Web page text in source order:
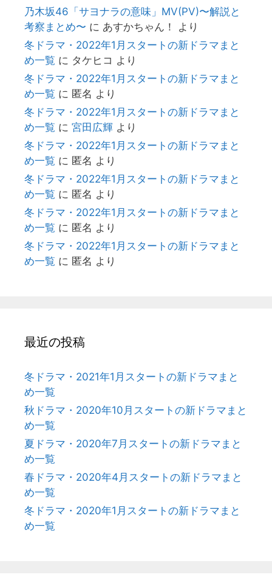
乃木坂46「サヨナラの意味」MV(PV)〜解説と
考察まとめ〜 に あすかちゃん！
より
冬ドラマ・2022年1月スタートの新ドラマまと
め一覧 に タケヒコ より
冬ドラマ・2022年1月スタートの新ドラマまと
め一覧 に 匿名 より
冬ドラマ・2022年1月スタートの新ドラマまと
め一覧 に 宮田広輝 より
冬ドラマ・2022年1月スタートの新ドラマまと
め一覧 に 匿名 より
冬ドラマ・2022年1月スタートの新ドラマまと
め一覧 に 匿名 より
冬ドラマ・2022年1月スタートの新ドラマまと
め一覧 に 匿名 より
冬ドラマ・2022年1月スタートの新ドラマまと
め一覧 に 匿名 より
最近の投稿
冬ドラマ・2021年1月スタートの新ドラマまと
め一覧
秋ドラマ・2020年10月スタートの新ドラマまと
め一覧
夏ドラマ・2020年7月スタートの新ドラマまと
め一覧
春ドラマ・2020年4月スタートの新ドラマまと
め一覧
冬ドラマ・2020年1月スタートの新ドラマまと
め一覧